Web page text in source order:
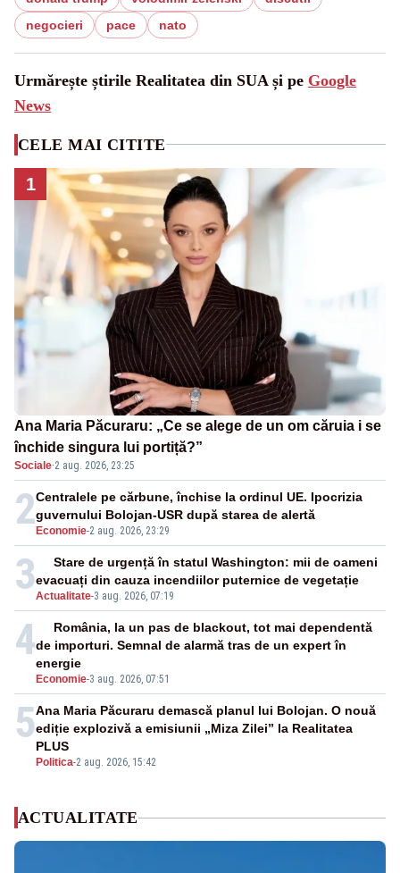
negocieri
pace nato
Urmărește știrile Realitatea din SUA și pe Google
News
CELE MAI CITITE
1
Ana Maria Păcuraru: „Ce se alege de un om căruia i se
închide singura lui portiță?”
Sociale·2 aug. 2026, 23:25
2 Economie-2 aug. 2026, 23:29
Centralele pe cărbune, închise la ordinul UE. Ipocrizia
guvernului Bolojan-USR după starea de alertă
3Actualitate-3 aug. 2026, 07:19
Stare de urgență în statul Washington: mii de oameni
evacuați din cauza incendiilor puternice de vegetație
4
Economie-3 aug. 2026, 07:51
România, la un pas de blackout, tot mai dependentă
de importuri. Semnal de alarmă tras de un expert în
energie
5
Politica-2 aug. 2026, 15:42
Ana Maria Păcuraru demască planul lui Bolojan. O nouă
ediție explozivă a emisiunii „Miza Zilei” la Realitatea
PLUS
ACTUALITATE